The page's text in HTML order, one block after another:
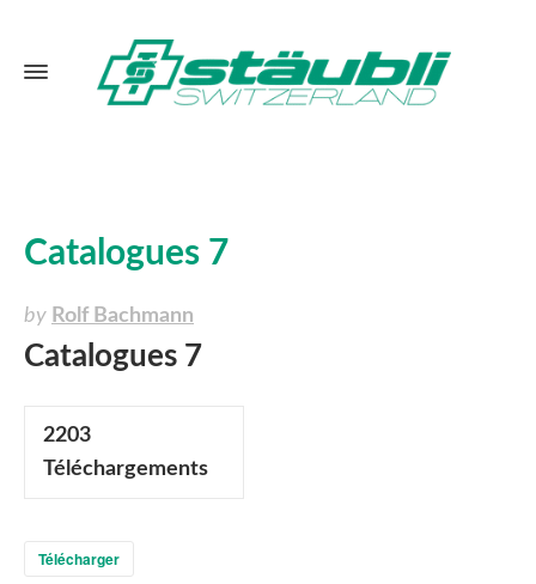
Catalogues 7
by Rolf Bachmann
Catalogues 7
2203
Téléchargements
Télécharger